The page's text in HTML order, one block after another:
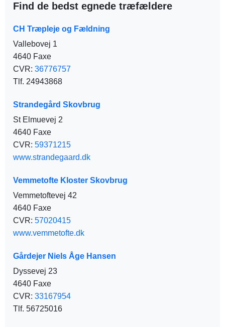
Find de bedst egnede træfældere
CH Træpleje og Fældning
Vallebovej 1
4640 Faxe
CVR: 36776757
Tlf. 24943868
Strandegård Skovbrug
St Elmuevej 2
4640 Faxe
CVR: 59371215
www.strandegaard.dk
Vemmetofte Kloster Skovbrug
Vemmetoftevej 42
4640 Faxe
CVR: 57020415
www.vemmetofte.dk
Gårdejer Niels Åge Hansen
Dyssevej 23
4640 Faxe
CVR: 33167954
Tlf. 56725016